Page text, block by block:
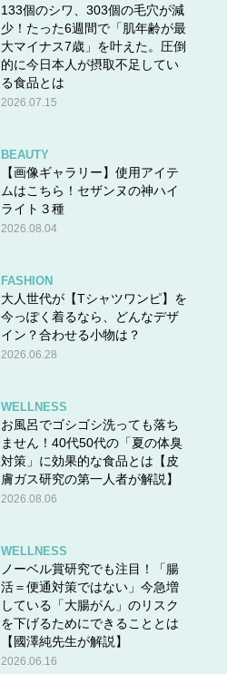
133個のシワ、303個の毛穴が減
少！たった6週間で「肌年齢が最
大マイナス7歳」を叶えた。圧倒
的に今日本人が摂取不足してい
る食品とは
2026.07.15
BEAUTY
【画像ギャラリー】使用アイテ
ムはこちら！セザンヌの神ハイ
ライト３種
2026.08.04
FASHION
大人世代が【Tシャツワンピ】を
今っぽく着るなら、どんなデザ
イン？合わせる小物は？
2026.06.28
WELLNESS
お風呂でゴシゴシ洗っても落ち
ません！40代50代の「夏の体臭
対策」に効果的な食品とは【皮
膚ガス研究の第一人者が解説】
2026.08.06
WELLNESS
ノーベル賞研究でも注目！「腸
活＝便通対策ではない」今急増
している「大腸がん」のリスク
を下げるためにできることとは
【國澤純先生が解説】
2026.06.16